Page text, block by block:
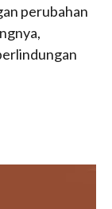
perubahan